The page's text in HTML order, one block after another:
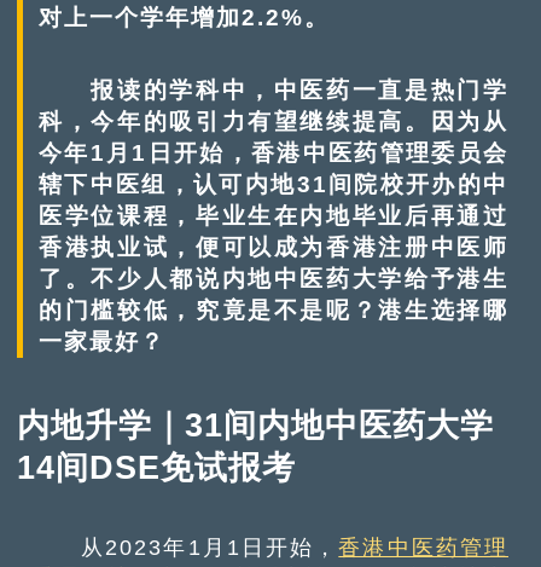
对上一个学年增加2.2%。
报读的学科中，中医药一直是热门学
科，今年的吸引力有望继续提高。因为从
今年1月1日开始，香港中医药管理委员会
辖下中医组，认可内地31间院校开办的中
医学位课程，毕业生在内地毕业后再通过
香港执业试，便可以成为香港注册中医师
了。不少人都说内地中医药大学给予港生
的门槛较低，究竟是不是呢？港生选择哪
一家最好？
内地升学｜31间内地中医药大学
14间DSE免试报考
从2023年1月1日开始，香港中医药管理